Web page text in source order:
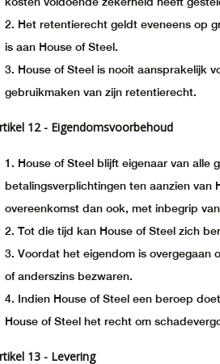
Het retentierecht geldt eveneens op
is aan House of Steel.
House of Steel is nooit aansprakelijk
gebruikmaken van zijn retentierecht.
12 - Eigendomsvoorbehoud
House of Steel blijft eigenaar van
betalingsverplichtingen ten aanzien van
overeenkomst dan ook, met inbegrip
Tot die tijd kan House of Steel zich
Voordat het eigendom is
of anderszins bezwaren.
Indien House of Steel een beroep
House of Steel het recht om
13 - Levering